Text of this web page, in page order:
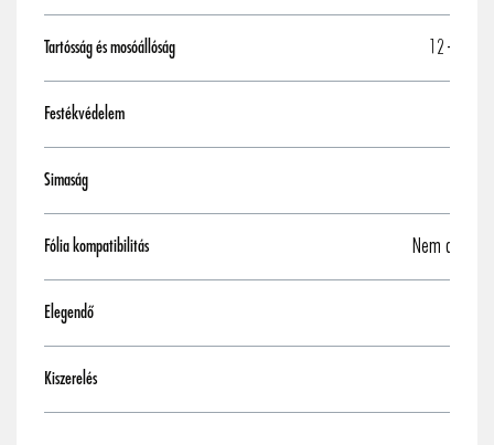
Tartósság és mosóállóság
Festékvédelem
Simaság
Fólia kompatibilitás
Elegendő
Kiszerelés
12 - 36
Nem